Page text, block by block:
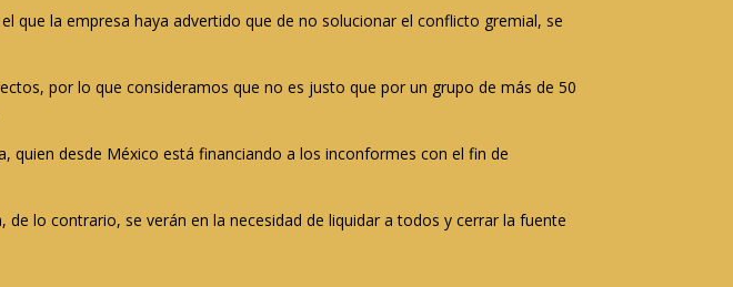
que la empresa haya advertido que de no solucionar el conflicto gremial, se
por lo que consideramos que no es justo que por un grupo de más de 50
desde México está financiando a los inconformes con el fin de
lo contrario, se verán en la necesidad de liquidar a todos y cerrar la fuente